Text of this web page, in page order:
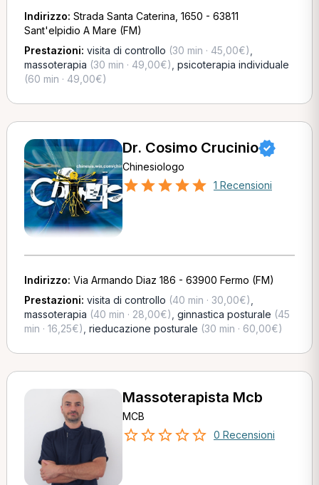
Indirizzo: Strada Santa Caterina, 1650 - 63811
Sant'elpidio A Mare (FM)
Prestazioni: visita di controllo (30 min · 45,00€)
massoterapia (30 min · 49,00€) psicoterapia individuale
(60 min · 49,00€)
Dr. Cosimo Crucinio
Chinesiologo
1 Recensioni
Indirizzo: Via Armando Diaz 186 - 63900 Fermo (FM)
Prestazioni: visita di controllo (40 min · 30,00€)
massoterapia (40 min · 28,00€) ginnastica posturale (45
min · 16,25€) rieducazione posturale (30 min · 60,00€)
Massoterapista Mcb
MCB
0 Recensioni